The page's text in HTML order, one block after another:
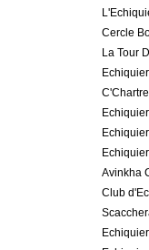
Cercle
La Tour
Avinkha
Club